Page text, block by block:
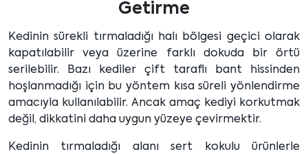
Getirme
Kedinin sürekli tırmaladığı halı bölgesi geçici olarak
kapatılabilir veya üzerine farklı dokuda bir örtü
serilebilir. Bazı kediler çift taraflı bant hissinden
hoşlanmadığı için bu yöntem kısa süreli yönlendirme
amacıyla kullanılabilir. Ancak amaç kediyi korkutmak
değil, dikkatini daha uygun yüzeye çevirmektir.
Kedinin tırmaladığı alanı sert kokulu ürünlerle